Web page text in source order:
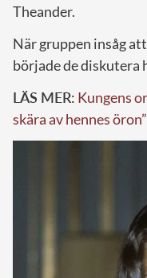
Theander.
När gruppen insåg
började de diskutera
LÄS MER: Kungens
skära av hennes öron”